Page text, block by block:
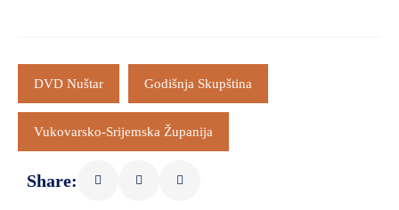
DVD Nuštar Godišnja Skupština
Vukovarsko-Srijemska Županija
Share: